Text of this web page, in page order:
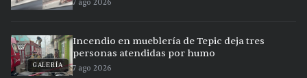
7 ago 2026
GALERÍA
Incendio en mueblería de Tepic deja tres
personas atendidas por humo
7 ago 2026